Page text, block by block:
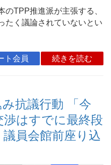
TPP推進派が主張する、
たく議論されていないとい
ト会員 続きを読む
抗議行動 「今
はすでに最終段
員会館前座り込